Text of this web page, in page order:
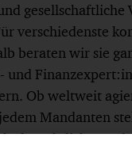
verschiedenste
beraten wir sie
und
Ob weltweit
Mandanten